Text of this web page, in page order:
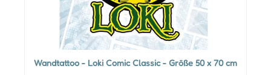
Wandtattoo - Loki Comic Classic - Größe 50 x 70 cm